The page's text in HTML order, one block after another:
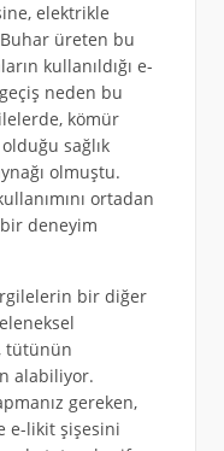
elektrikle
üreten bu
kullanıldığı e-
neden bu
kömür
sağlık
olmuştu.
ortadan
deneyim
bir diğer
tütünün
alabiliyor.
gereken,
e-likit şişesini